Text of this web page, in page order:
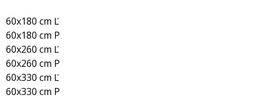
60x180 cm Ľ
60x180 cm P
60x260 cm Ľ
60x260 cm P
60x330 cm Ľ
60x330 cm P